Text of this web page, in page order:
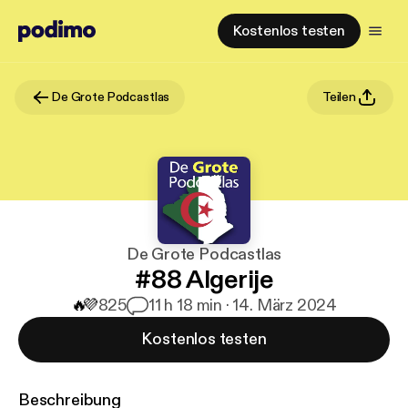
Kostenlos testen
De Grote Podcastlas Teilen
De Grote Podcastlas
#88 Algerije
🔥💜825 11 h 18 min · 14. März 2024
Kostenlos testen
Beschreibung